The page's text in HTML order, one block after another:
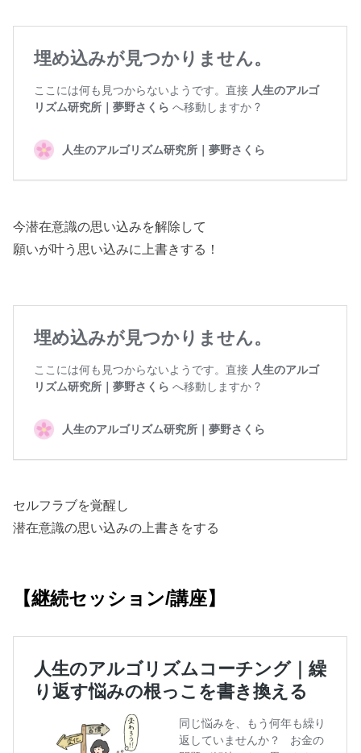
今潜在意識の思い込みを解除して
願いが叶う思い込みに上書きする！
セルフラブを覚醒し
潜在意識の思い込みの上書きをする
【継続セッション/講座】